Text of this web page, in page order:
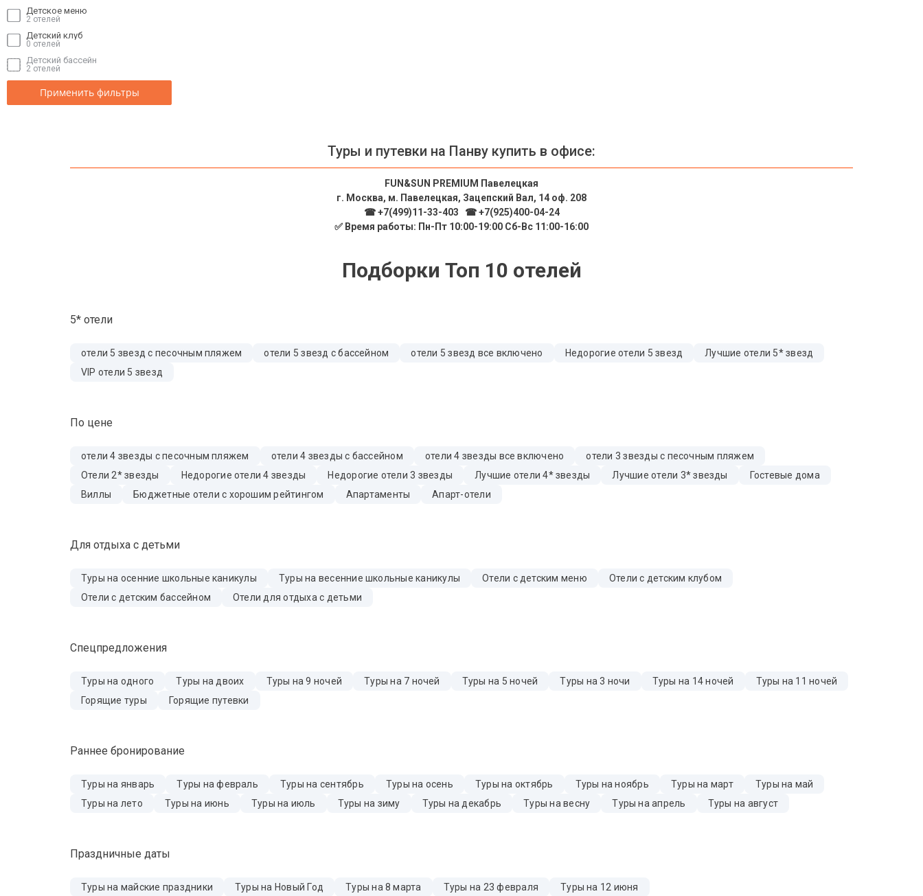
Детское меню
2 отелей
Детский клуб
0 отелей
Детский бассейн
2 отелей
Применить фильтры
Туры и путевки на Панву купить в офисе:
FUN&SUN PREMIUM Павелецкая
г. Москва, м. Павелецкая, Зацепский Вал, 14 оф. 208
☎ +7(499)11-33-403
☎ +7(925)400-04-24
✅ Время работы: Пн-Пт 10:00-19:00 Сб-Вс 11:00-16:00
Подборки Топ 10 отелей
5* отели
отели 5 звезд с песочным пляжем отели 5 звезд с бассейном отели 5 звезд все включено Недорогие отели 5 звезд
Лучшие отели 5* звезд
VIP отели 5 звезд
По цене
отели 4 звезды с песочным пляжем отели 4 звезды с бассейном отели 4 звезды все включено
отели 3 звезды с песочным пляжем
Отели 2* звезды
Недорогие отели 4 звезды Недорогие отели 3 звезды Лучшие отели 4* звезды Лучшие отели 3* звезды
Гостевые дома
Виллы
Бюджетные отели с хорошим рейтингом Апартаменты Апарт-отели
Для отдыха с детьми
Туры на осенние школьные каникулы Туры на весенние школьные каникулы Отели с детским меню
Отели с детским клубом
Отели с детским бассейном
Отели для отдыха с детьми
Спецпредложения
Туры на одного Туры на двоих Туры на 9 ночей Туры на 7 ночей Туры на 5 ночей Туры на 3 ночи Туры на 14 ночей
Туры на 11 ночей
Горящие туры
Горящие путевки
Раннее бронирование
Туры на январь Туры на февраль Туры на сентябрь Туры на осень Туры на октябрь Туры на ноябрь Туры на март
Туры на май
Туры на лето
Туры на июнь Туры на июль Туры на зиму Туры на декабрь Туры на весну Туры на апрель Туры на август
Праздничные даты
Туры на майские праздники Туры на Новый Год Туры на 8 марта Туры на 23 февраля Туры на 12 июня